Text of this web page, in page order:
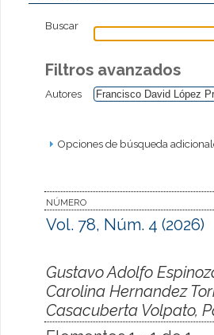
Buscar
Filtros avanzados
Autores
Opciones de búsqueda
NÚMERO
Vol. 78, Núm. 4 (2026)
Gustavo Adolfo
Carolina Hernandez
Casacuberta Volpato,